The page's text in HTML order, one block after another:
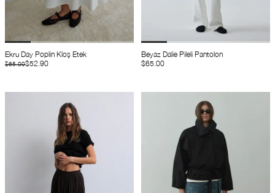
Ekru Day Poplin Kloş Etek
$52.90
$65.00
Beyaz Dalie Pileli Pantolon
$65.00